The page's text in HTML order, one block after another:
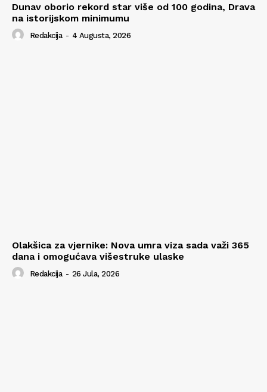
Dunav oborio rekord star više od 100 godina, Drava
na istorijskom minimumu
Redakcija - 4 Augusta, 2026
Olakšica za vjernike: Nova umra viza sada važi 365
dana i omogućava višestruke ulaske
Redakcija - 26 Jula, 2026